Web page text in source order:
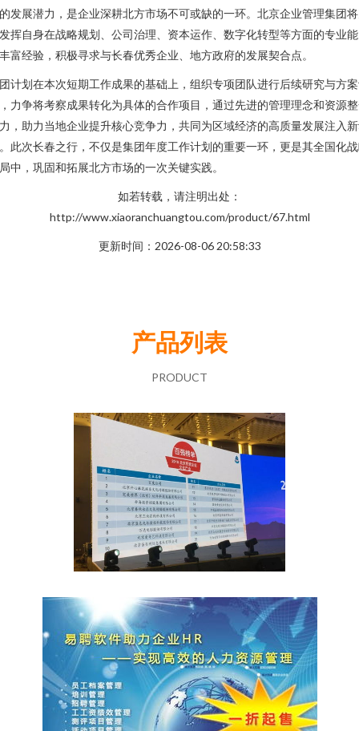
发展潜力，是企业深耕北方市场不可或缺的一环。北京企业管理集团
挥自身在战略规划、公司治理、资本运作、数字化转型等方面的专业
富经验，积极寻求与长春优秀企业、地方政府的发展契合点。
计划在本次短期工作成果的基础上，组织专项团队进行后续研究与方
力争将考察成果转化为具体的合作项目，通过先进的管理理念和资源
，助力当地企业提升核心竞争力，共同为区域经济的高质量发展注入
此次长春之行，不仅是集团年度工作计划的重要一环，更是其全国化
中，巩固和拓展北方市场的一次关键实践。
如若转载，请注明出处：
http://www.xiaoranchuangtou.com/product/67.html
更新时间：2026-08-06 20:58:33
产品列表
PRODUCT